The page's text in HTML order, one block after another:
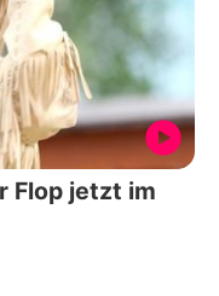
Flop jetzt im